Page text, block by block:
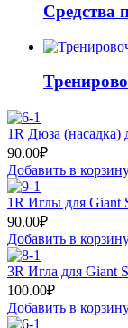
Средства
1R Дюза (насадка)
90.00₽
Добавить в
1R Иглы для Giant
90.00₽
Добавить в
3R Игла для Giant
100.00₽
Добавить в